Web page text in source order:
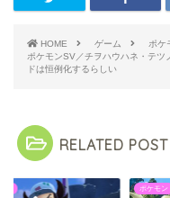
HOME ゲーム
ポケ
ポケモンSV／チヲハウハネ・テ
ドは恒例化するらしい
RELATED POST
ポケモン